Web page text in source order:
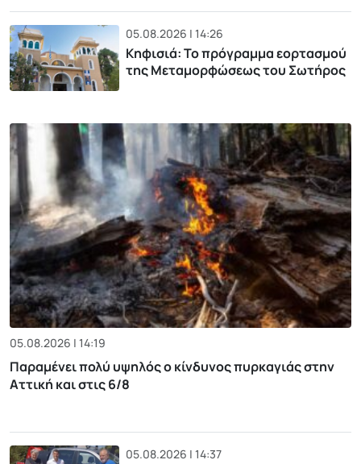
05.08.2026 | 14:26
Κηφισιά: Το πρόγραμμα εορτασμού
της Μεταμορφώσεως του Σωτήρος
05.08.2026 | 14:19
Παραμένει πολύ υψηλός ο κίνδυνος πυρκαγιάς στην
Αττική και στις 6/8
05.08.2026 | 14:37